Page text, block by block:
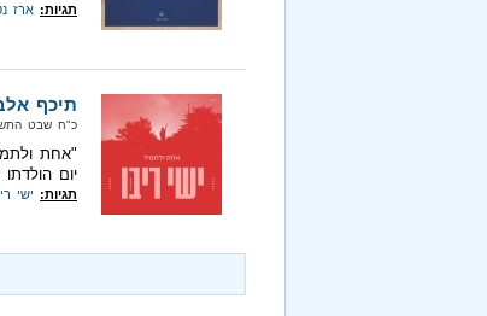
תגיות: ארז
תיכף
כ"ח שבט התשע"ח‏
"אחת
יום
תגיות: ישי